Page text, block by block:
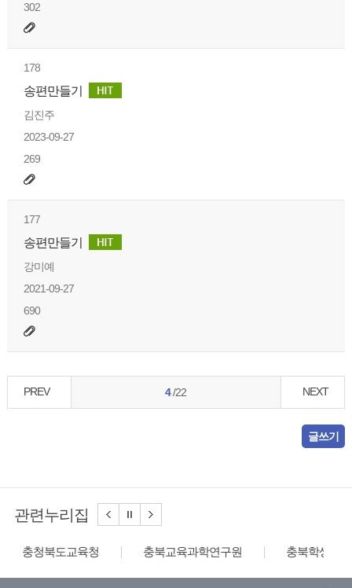
302
178
송편만들기
김진주
2023-09-27
269
177
송편만들기
강미예
2021-09-27
690
PREV 4/22 NEXT
글쓰기
관련누리집
충청북도교육청 충북교육과학연구원 충북학생교